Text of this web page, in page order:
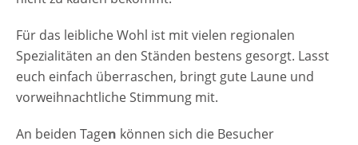
Für das leibliche Wohl ist mit vielen regionalen
Spezialitäten an den Ständen bestens gesorgt. Lasst
euch einfach überraschen, bringt gute Laune und
vorweihnachtliche Stimmung mit.
An beiden Tagen können sich die Besucher